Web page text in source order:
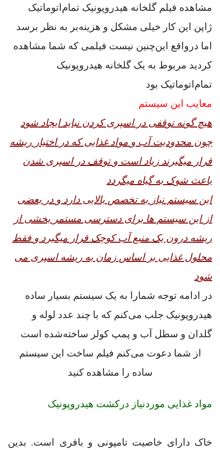
مشاهده فیلم گلخانه هیدروپونیک تمام‌اتوماتیک
ژاپن این کار خیلی مشکل و هزینه‌بر به نظر برسد
اما درواقع این‌چنین نیست فیلمی که شما مشاهده
کردید مربوط به یک گلخانه هیدروپونیک
تمام‌اتوماتیک بود
معایب این سیستم
هیچ گونه توقفی در اسپری کردن نباید ایجاد شود
چون محدودیت آب و مواد غذایی که در اختیار ریشه
قرار میگیرند زیاد است و توقف در اسپری شدن
باعث شوک به گیاه میگردد
این سیستم نیاز به تخصص بالایی دارد و در بعضی
از این سیستم ها برای دسترسی مستمر بخشی از
ریشه درون یک منبع آب کوچک قرار میگیرد و فقط
محلول غذایی بر اساس زمان به ریشه اسپری می
شود
در ادامه توجه شمارا به یک سیستم بسیار ساده
هیدروپونیک جلب می‌کنم که با چند عدد لوله و
گلدان و سطل آب و پمپ کولر ساخته‌شده است
از شما دعوت می‌کنم فیلم ساخت این سیستم
ساده را مشاهده کنید
مواد غذایی موردنیاز درکشت هیدروپونیک
خاک دارای خاصیت تامپونی و بافری است. بدین